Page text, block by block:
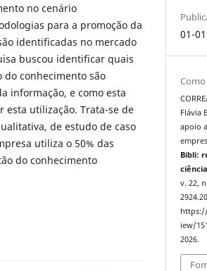
no cenário
para a promoção da
identificadas no mercado
buscou identificar quais
conhecimento são
informação, e como esta
esta utilização. Trata-se de
de estudo de caso
utiliza o 50% das
do conhecimento
01-
Flávia
apoio
Bibli:
v. 22,
iew/
2026.